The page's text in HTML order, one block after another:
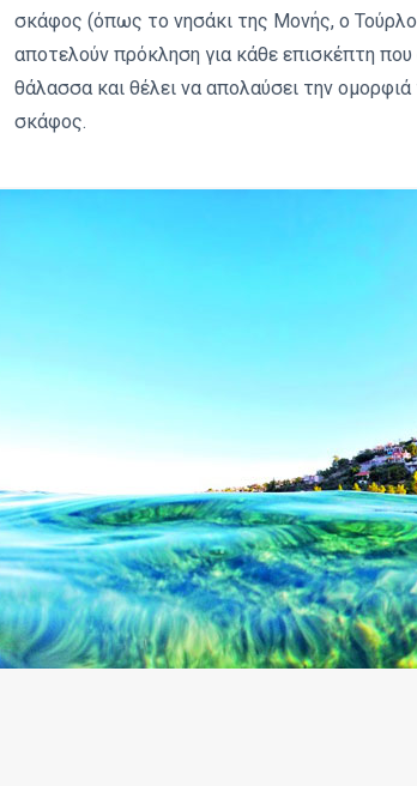
σκάφος (όπως το νησάκι της Μονής, ο
αποτελούν πρόκληση για κάθε επισκέπτη που
θάλασσα και θέλει να απολαύσει την ομορφιά
σκάφος.